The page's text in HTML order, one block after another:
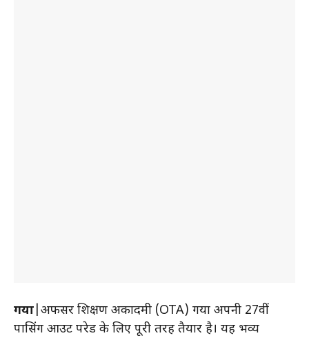
गया |अफसर प्रशिक्षण अकादमी (OTA) गया अपनी 27वीं
पासिंग आउट परेड के लिए पूरी तरह तैयार है। यह भव्य